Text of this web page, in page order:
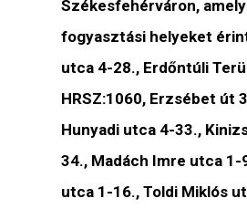
Székesfehérváron,
fogyasztási helyeket
utca 4-28., Erdőntúli
HRSZ:1060, Erzsébet út
Hunyadi utca 4-33.,
34., Madách Imre utca 1-
utca 1-16., Toldi Miklós